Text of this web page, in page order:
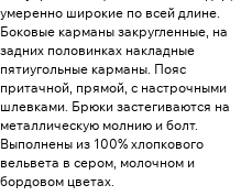
умеренно широкие по всей длине.
Боковые карманы закругленные, на
задних половинках накладные
пятиугольные карманы. Пояс
притачной, прямой, с настрочными
шлевками. Брюки застегиваются на
металлическую молнию и болт.
Выполнены из 100% хлопкового
вельвета в сером, молочном и
бордовом цветах.